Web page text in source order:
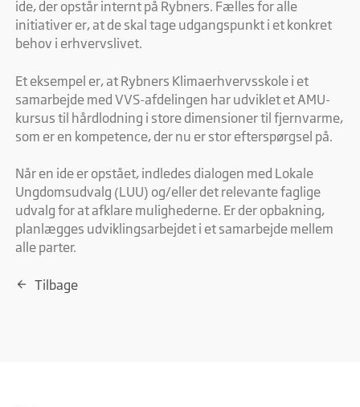
Marketing
Marketing cookies bruges til at spore brugere på tværs af
værdifulde for udgivere og tredjeparts-annoncører.
ide, der opstår internt på Rybners. Fælles for alle
initiativer er, at de skal tage udgangspunkt i et konkret
behov i erhvervslivet.
Et eksempel er, at Rybners Klimaerhvervsskole i et
samarbejde med VVS-afdelingen har udviklet et AMU-
kursus til hårdlodning i store dimensioner til fjernvarme,
som er en kompetence, der nu er stor efterspørgsel på.
Når en ide er opstået, indledes dialogen med Lokale
Ungdomsudvalg (LUU) og/eller det relevante faglige
udvalg for at afklare mulighederne. Er der opbakning,
planlægges udviklingsarbejdet i et samarbejde mellem
alle parter.
Tilbage